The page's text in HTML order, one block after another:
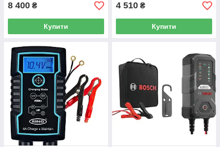
8 400 ₴
Купити
4 510 ₴
Купити